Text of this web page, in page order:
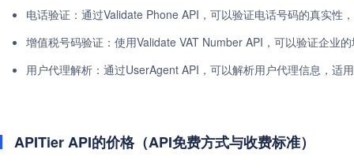
电话验证：通过Validate Phone API，可以验证电话号码的真实性
增值税号码验证：使用Validate VAT Number API，可以验证企业
用户代理解析：通过UserAgent API，可以解析用户代理信息，适
APITier API的价格（API免费方式与收费标准）